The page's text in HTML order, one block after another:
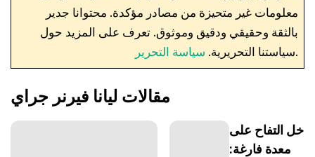
معلومات غير متحيزة من مصادر مؤكدة. محتوانا جدير
بالثقة وحقيقي ودقيق وموثوق. تعرف على المزيد حول
سياستنا التحريرية. سياسة التحرير .
مقالات ليانا فيرنر جراي
خل التفاح على
معدة فارغة: